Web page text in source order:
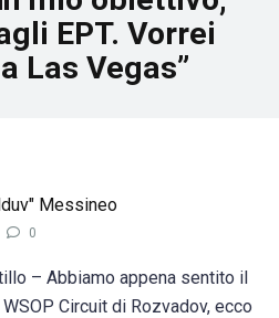
EPT. Vorrei
Las Vegas”
Messineo
0
– Abbiamo appena sentito il
Circuit di Rozvadov, ecco